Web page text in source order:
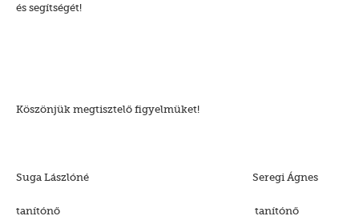
és segítségét!
Köszönjük megtisztelő figyelmüket!
Suga Lászlóné Seregi Ágnes
tanítónő tanítónő